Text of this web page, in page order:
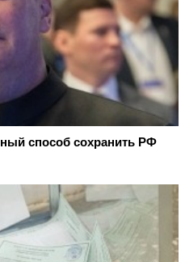
способ сохранить РФ